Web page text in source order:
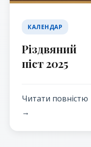
КАЛЕНДАР
Різдвяний
піст 2025
Читати повністю
→